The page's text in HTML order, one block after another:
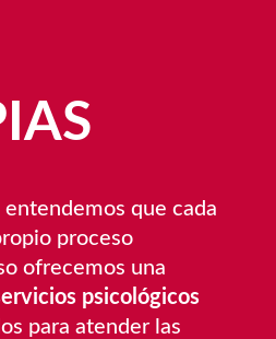
entendemos que cada
proceso
ofrecemos una
psicológicos
para atender las